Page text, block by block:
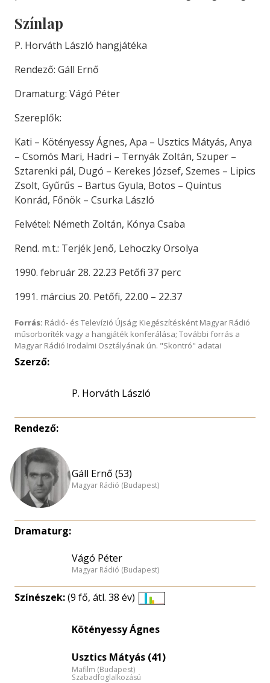
Színlap
P. Horváth László hangjátéka
Rendező: Gáll Ernő
Dramaturg: Vágó Péter
Szereplők:
Kati – Kötényessy Ágnes, Apa – Usztics Mátyás, Anya
– Csomós Mari, Hadri – Ternyák Zoltán, Szuper –
Sztarenki pál, Dugó – Kerekes József, Szemes – Lipics
Zsolt, Gyűrűs – Bartus Gyula, Botos – Quintus
Konrád, Főnök – Csurka László
Felvétel: Németh Zoltán, Kónya Csaba
Rend. m.t.: Terjék Jenő, Lehoczky Orsolya
1990. február 28. 22.23 Petőfi 37 perc
1991. március 20. Petőfi, 22.00 – 22.37
Forrás: Rádió- és Televízió Újság; Kiegészítésként Magyar Rádió
műsorboríték vagy a hangjáték konferálása; További forrás a
Magyar Rádió Irodalmi Osztályának ún. "Skontró" adatai
Szerző:
P. Horváth László
Rendező:
Gáll Ernő (53)
Magyar Rádió (Budapest)
Dramaturg:
Vágó Péter
Magyar Rádió (Budapest)
Színészek:(9 fő, átl. 38 év)
eloszlás
Kötényessy Ágnes
Usztics Mátyás (41)
Mafilm (Budapest)
Szabadfoglalkozású